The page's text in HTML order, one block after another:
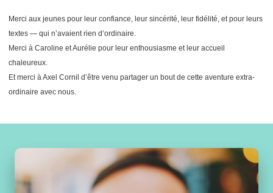
Merci aux jeunes pour leur confiance, leur sincérité, leur fidélité, et pour leurs
textes — qui n’avaient rien d’ordinaire.
Merci à Caroline et Aurélie pour leur enthousiasme et leur accueil
chaleureux.
Et merci à Axel Cornil d’être venu partager un bout de cette aventure extra-
ordinaire avec nous.